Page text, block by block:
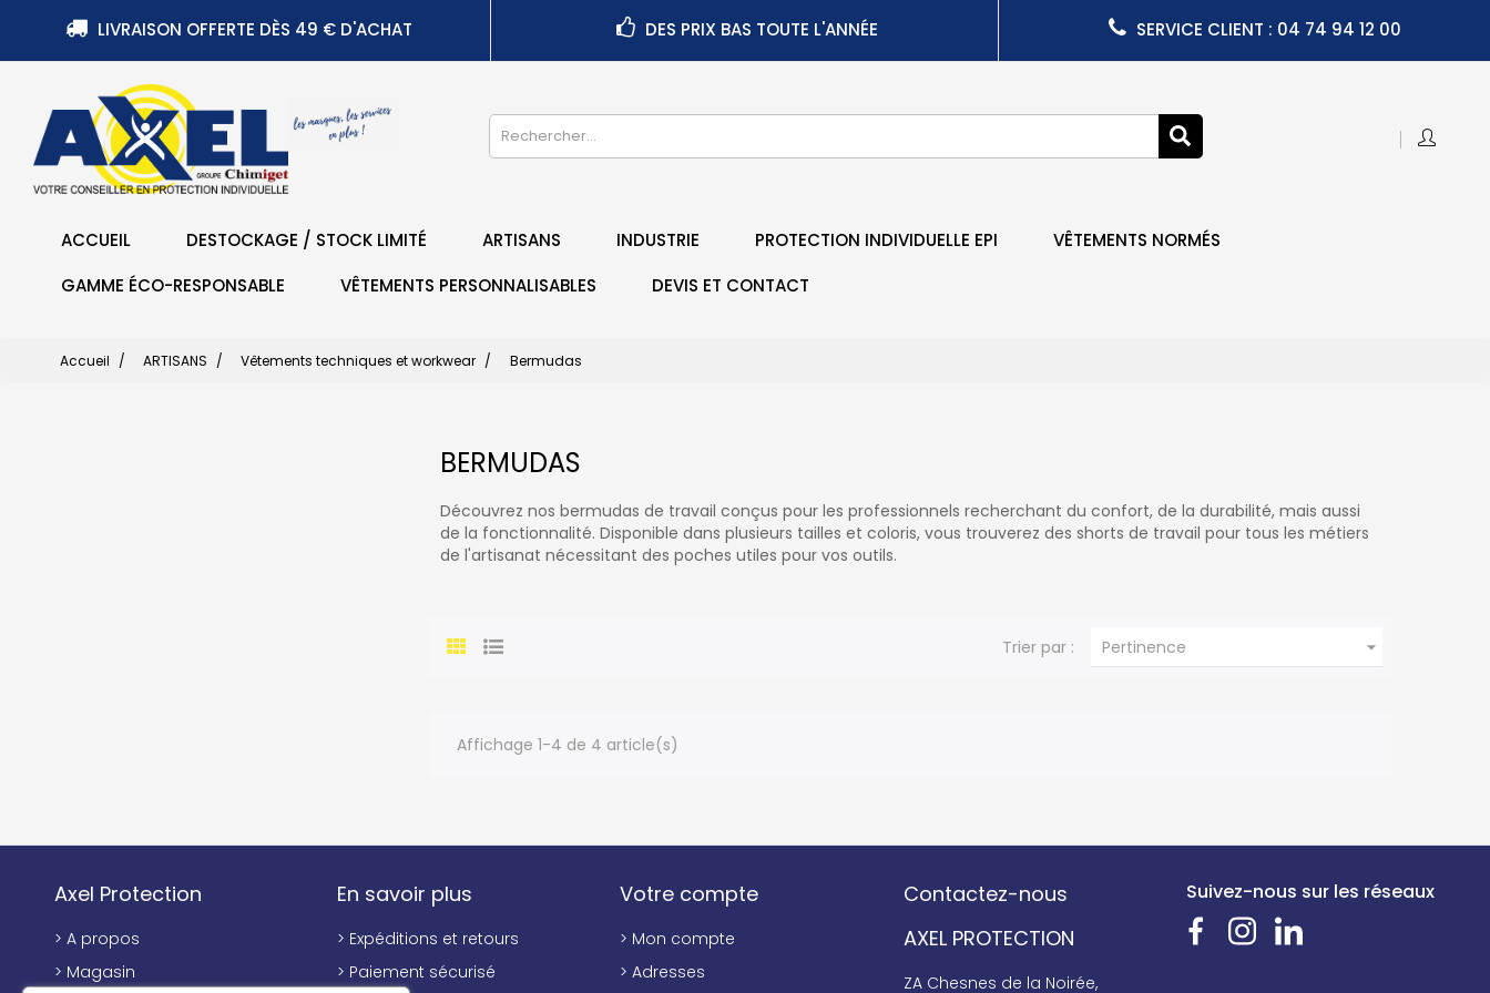
LIVRAISON OFFERTE DÈS 49 € D'ACHAT DES PRIX BAS TOUTE L'ANNÉE SERVICE CLIENT : 04 74 94 12 00
ACCUEIL DESTOCKAGE / STOCK LIMITÉ ARTISANS INDUSTRIE PROTECTION INDIVIDUELLE EPI
VÊTEMENTS NORMÉS
GAMME ÉCO-RESPONSABLE
VÊTEMENTS PERSONNALISABLES DEVIS ET CONTACT
Accueil ARTISANS Vêtements techniques et workwear Bermudas
BERMUDAS
Découvrez nos bermudas de travail conçus pour les professionnels recherchant du confort, de la durabilité, mais aussi
de la fonctionnalité. Disponible dans plusieurs tailles et coloris, vous trouverez des shorts de travail pour tous les métiers
de l'artisanat nécessitant des poches utiles pour vos outils.
Trier par : Pertinence 
Affichage 1-4 de 4 article(s)
Axel Protection
> A propos
> Magasin
En savoir plus
> Expéditions et retours
> Paiement sécurisé
Votre compte
> Mon compte
> Adresses
Contactez-nous
AXEL PROTECTION
ZA Chesnes de la Noirée,
Suivez-nous sur les réseaux